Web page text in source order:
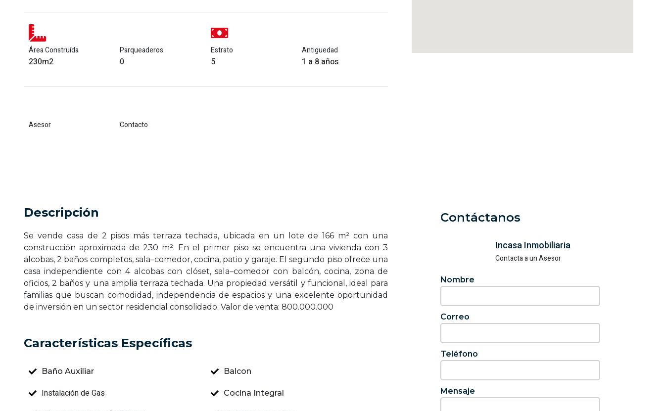
Área Construída
230m2
Parqueaderos
0
Estrato
5
Antiguedad
1 a 8 años
Asesor Contacto
Descripción
Se vende casa de 2 pisos más terraza techada, ubicada en un lote de 166 m² con una
construcción aproximada de 230 m². En el primer piso se encuentra una vivienda con 3
alcobas, 2 baños completos, sala–comedor, cocina, patio y garaje. El segundo piso ofrece una
casa independiente con 4 alcobas con clóset, sala–comedor con balcón, cocina, zona de
oficios, 2 baños y una amplia terraza techada. Una propiedad versátil y funcional, ideal para
familias que buscan comodidad, independencia de espacios y una excelente oportunidad
de inversión en un sector residencial consolidado. Valor de venta: 800.000.000
Características Específicas
Baño Auxiliar
Instalación de Gas
Balcon
Cocina Integral
Contáctanos
Incasa Inmobiliaria
Contacta a un Asesor
Nombre
Correo
Teléfono
Mensaje